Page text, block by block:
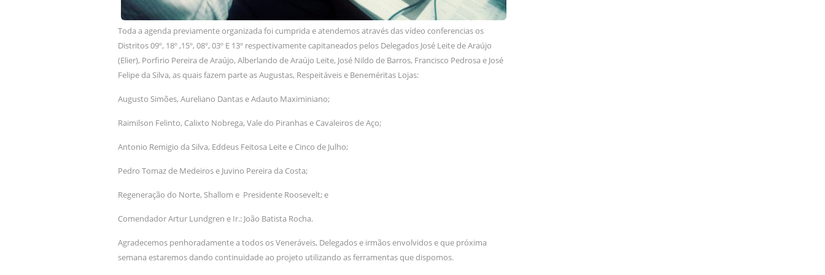
Toda a agenda previamente organizada foi cumprida e atendemos através das vídeo conferencias os
Distritos 09º, 18º ,15º, 08º, 03º E 13º respectivamente capitaneados pelos Delegados José Leite de Araújo
(Elier), Porfirio Pereira de Araújo, Alberlando de Araújo Leite, José Nildo de Barros, Francisco Pedrosa e José
Felipe da Silva, as quais fazem parte as Augustas, Respeitáveis e Beneméritas Lojas:
Augusto Simões, Aureliano Dantas e Adauto Maximiniano;
Raimilson Felinto, Calixto Nobrega, Vale do Piranhas e Cavaleiros de Aço;
Antonio Remigio da Silva, Eddeus Feitosa Leite e Cinco de Julho;
Pedro Tomaz de Medeiros e Juvino Pereira da Costa;
Regeneração do Norte, Shallom e Presidente Roosevelt; e
Comendador Artur Lundgren e Ir.: João Batista Rocha.
Agradecemos penhoradamente a todos os Veneráveis, Delegados e irmãos envolvidos e que próxima
semana estaremos dando continuidade ao projeto utilizando as ferramentas que dispomos.